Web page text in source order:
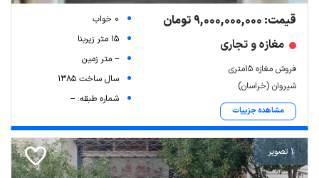
قیمت: 9,000,000,000 تومان
مغازه و تجاری
فروش مغازه ۱۵متری
شیروان (خراسان)
مشاهده جزییات
0 خواب
15 متر زیربنا
-- متر زمین
سال ساخت 1385
شماره طبقه: --
1 تصویر